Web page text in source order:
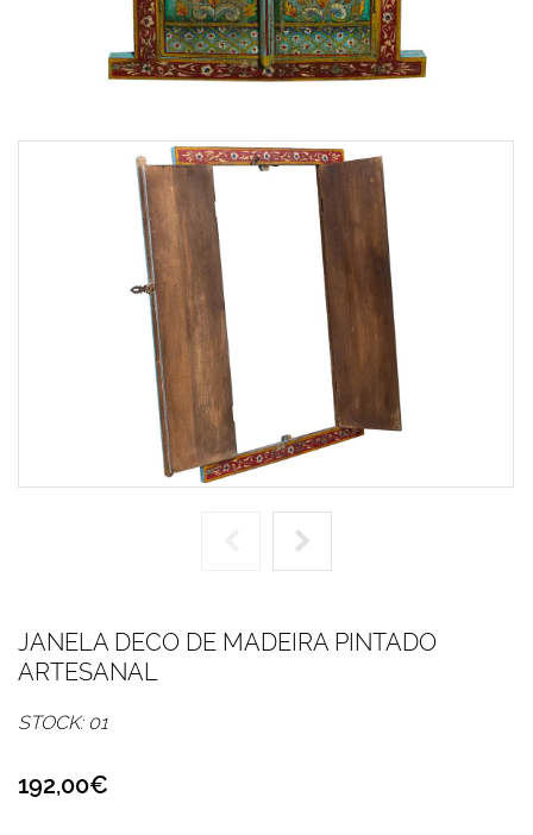
JANELA DECO DE MADEIRA PINTADO
ARTESANAL
STOCK: 01
192,00€